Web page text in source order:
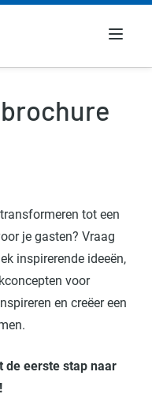
Menu
tot een
je gasten? Vraag
inspirerende ideeën,
voor
en creëer een
de eerste stap naar